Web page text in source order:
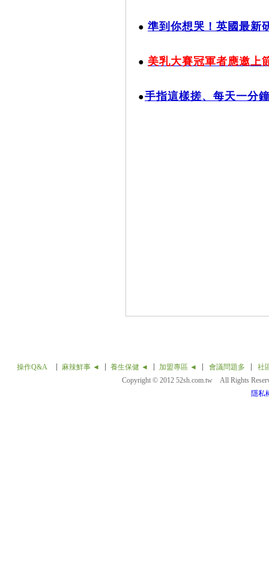
● 準到你想哭！英國最新
● 美乳大賽冠軍者應邀
●手指這樣搓、每天一分
操作Q&A 麻辣鮮事 ◄ 養生保健 ◄ 加盟專區 ◄ 會議問題多
社
Copyright © 2012 52sh.com.tw All Rights
隱私